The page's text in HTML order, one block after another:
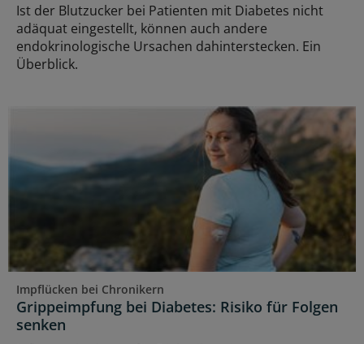
Ist der Blutzucker bei Patienten mit Diabetes nicht
adäquat eingestellt, können auch andere
endokrinologische Ursachen dahinterstecken. Ein
Überblick.
Impflücken bei Chronikern
Grippeimpfung bei Diabetes: Risiko für Folgen
senken